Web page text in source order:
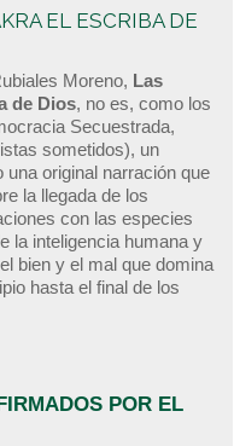
EL ESCRIBA DE
Moreno, Las
de Dios, no es, como los
Secuestrada,
sometidos), un
original narración que
la llegada de los
con las especies
la inteligencia humana y
bien y el mal que domina
hasta el final de los
POR EL